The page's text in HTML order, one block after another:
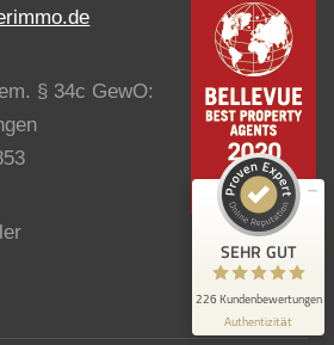
§ 34c GewO:
SEHR GUT
226 Kundenbewertungen
Authentizität
Kundenbewertungen und Erfahrungen zu
Benno Müller Immobilien
100%
Empfehlungen auf
ProvenExpert.com
SEHR GUT
195
Bewertungen auf
ProvenExpert.com
Blick aufs ProvenExpert-Profil werfen
19.6.2026